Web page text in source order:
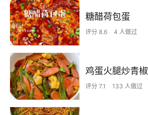
糖醋荷包蛋
评分 8.6 4 人做过
鸡蛋火腿炒青椒
评分 7.1 133 人做过